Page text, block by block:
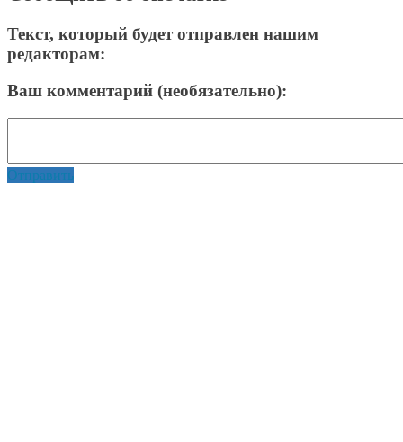
Текст, который будет отправлен нашим
редакторам:
Ваш комментарий (необязательно):
Отправить